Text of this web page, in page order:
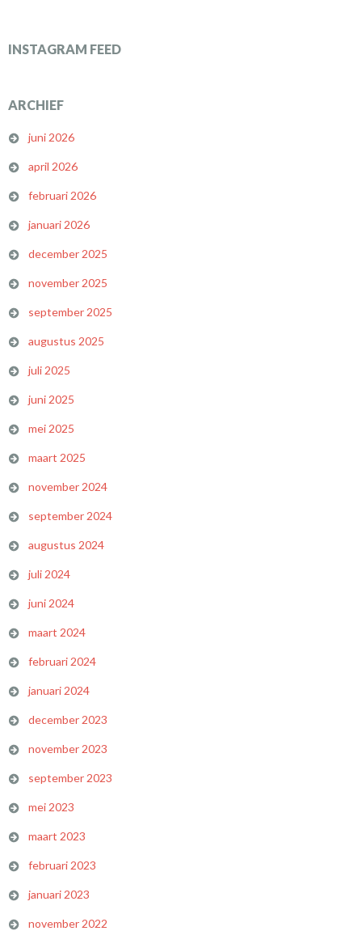
INSTAGRAM FEED
ARCHIEF
juni 2026
april 2026
februari 2026
januari 2026
december 2025
november 2025
september 2025
augustus 2025
juli 2025
juni 2025
mei 2025
maart 2025
november 2024
september 2024
augustus 2024
juli 2024
juni 2024
maart 2024
februari 2024
januari 2024
december 2023
november 2023
september 2023
mei 2023
maart 2023
februari 2023
januari 2023
november 2022